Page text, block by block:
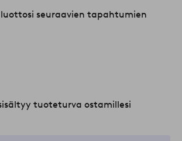
seuraavien tapahtumien
tuoteturva ostamillesi